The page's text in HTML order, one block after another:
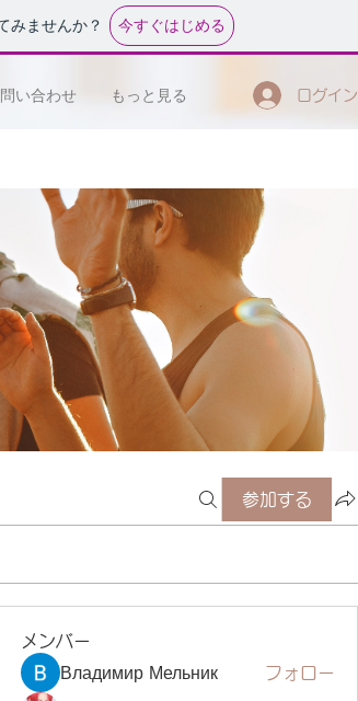
みませんか？ 今すぐはじめる
い合わせ もっと見る ログイン
参加する
メンバー
Владимир Мельник
フォロー